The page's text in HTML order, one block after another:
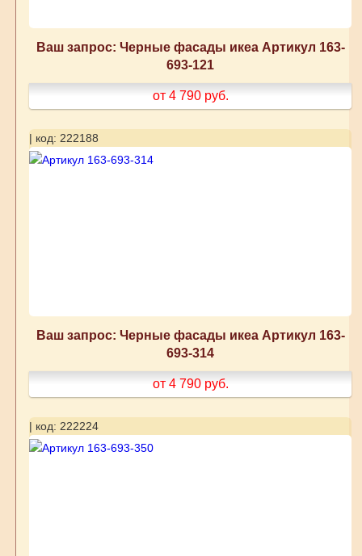
Ваш запрос: Черные фасады икеа Артикул 163-
693-121
от 4 790 руб.
| код: 222188
Ваш запрос: Черные фасады икеа Артикул 163-
693-314
от 4 790 руб.
| код: 222224